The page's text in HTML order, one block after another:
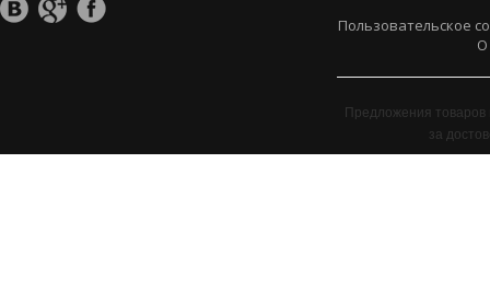
Пользовательское
О
Предложения товаров
за